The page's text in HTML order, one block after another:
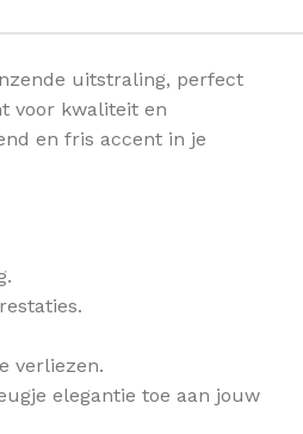
FONTEINKASTEN
uitstraling, perfect
voor kwaliteit en
en fris accent in je
verliezen.
elegantie toe aan jouw